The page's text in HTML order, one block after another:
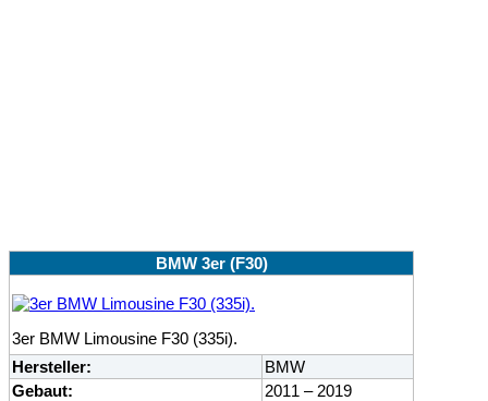
BMW 3er (F30)
3er BMW Limousine F30 (335i).
Hersteller:
BMW
Gebaut:
2011 – 2019